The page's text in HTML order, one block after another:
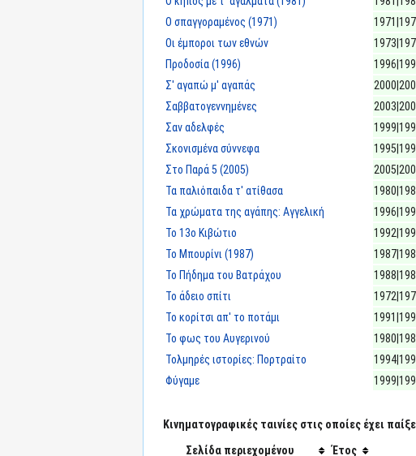
Ο σπαγγοραμένος (1971)
Οι έμποροι των εθνών
Προδοσία (1996)
Σ' αγαπώ μ' αγαπάς
Σαββατογεννημένες
Σαν αδελφές
Σκονισμένα σύννεφα
Στο Παρά 5 (2005)
Τα παλιόπαιδα τ' ατίθασα
Τα χρώματα της αγάπης: Αγγελική
Το 13ο Κιβώτιο
Το Μπουρίνι (1987)
Το Πήδημα του Βατράχου
Το άδειο σπίτι
Το κορίτσι απ' το ποτάμι
Το φως του Αυγερινού
Τολμηρές ιστορίες: Πορτραίτο
Φύγαμε
Κινηματογραφικές ταινίες στις οποίες έχει
Σελίδα περιεχομένου
Έτος